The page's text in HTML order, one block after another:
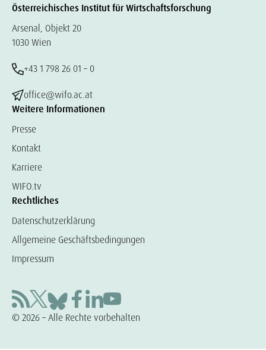
Österreichisches Institut für Wirtschaftsforschung
Arsenal, Objekt 20
1030 Wien
+43 1 798 26 01 – 0
office@wifo.ac.at
Weitere Informationen
Presse
Kontakt
Karriere
WIFO.tv
Rechtliches
Datenschutzerklärung
Allgemeine Geschäftsbedingungen
Impressum
© 2026 – Alle Rechte vorbehalten